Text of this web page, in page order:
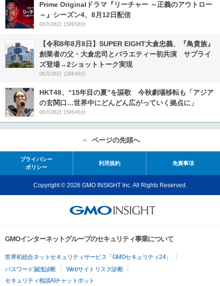
Prime Originalドラマ『リーチャー ～正義のアウトロー
～』シーズン4、8月12日配信
08月08日 15時58分
【令和8年8月8日】SUPER EIGHT大倉忠義、『鳥貴族』
創業者の父・大倉忠司とバラエティー初共演 サプライ
ズ登場→2ショットトーク実現
08月08日 15時49分
HKT48、“15年目の夏”を謳歌 今秋劇場移転も「アジア
の玄関口…世界中にどんどん広がっていく拠点に」
08月08日 15時45分
ページの先頭へ
プライバシー
ポリシー
利用規約 免責事項
Copyright © 2026 GMO INSIGHT Inc. All Rights Reserved.
GMOインターネットグループのセキュリティ事業について
世界初総合ネットセキュリティサービス「GMOセキュリティ24」
パスワード漏洩診断
Webサイトリスク診断
セキュリティ相談AIチャットボット